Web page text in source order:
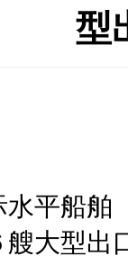
型
平船舶
艘大型出